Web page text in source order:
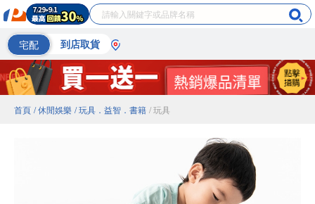
宅配 到店取貨
首頁 / 休閒娛樂 / 玩具．益智．書籍 / 玩具